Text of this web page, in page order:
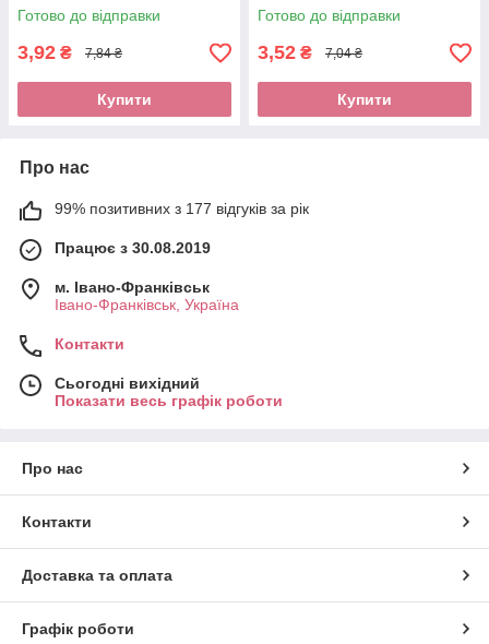
Готово до відправки
3,92 ₴ 7,84 ₴
Купити
Готово до відправки
3,52 ₴ 7,04 ₴
Купити
Про нас
99% позитивних з 177 відгуків за рік
Працює з 30.08.2019
м. Івано-Франківськ
Івано-Франківськ, Україна
Контакти
Сьогодні вихідний
Показати весь графік роботи
Про нас
Контакти
Доставка та оплата
Графік роботи